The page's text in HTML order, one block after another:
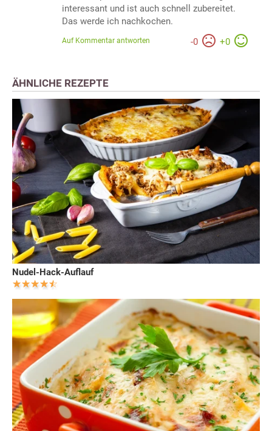
interessant und ist auch schnell zubereitet.
Das werde ich nachkochen.
-0 +0
Auf Kommentar antworten
ÄHNLICHE REZEPTE
Nudel-Hack-Auflauf